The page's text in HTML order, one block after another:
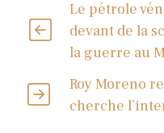
Le pétrole
devant de la
la guerre au
Roy Moreno
cherche